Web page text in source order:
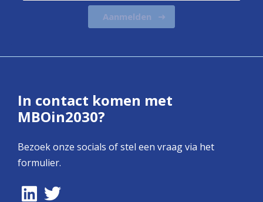
Aanmelden
In contact komen met
MBOin2030?
Bezoek onze socials of stel een vraag via het
formulier.